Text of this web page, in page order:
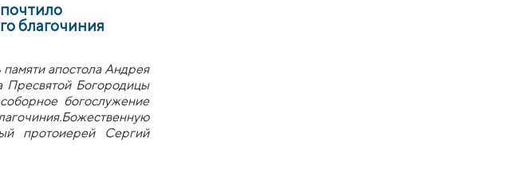
благочиния
апостола Андрея
Пресвятой Богородицы
богослужение
протоиерей Сергий